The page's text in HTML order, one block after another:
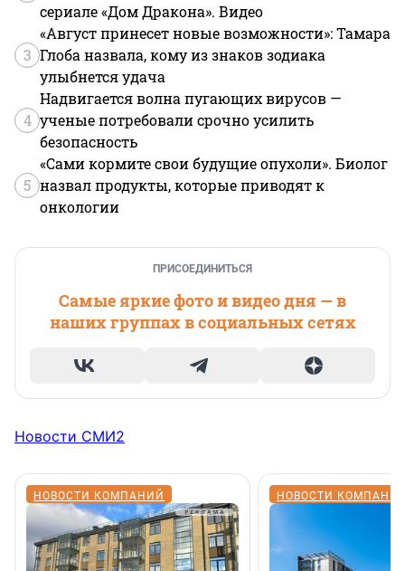
сериале «Дом Дракона». Видео
3
«Август принесет новые возможности»: Тамара
Глоба назвала, кому из знаков зодиака
улыбнется удача
4
Надвигается волна пугающих вирусов —
ученые потребовали срочно усилить
безопасность
5
«Сами кормите свои будущие опухоли». Биолог
назвал продукты, которые приводят к
онкологии
ПРИСОЕДИНИТЬСЯ
Самые яркие фото и видео дня — в
наших группах в социальных сетях
Новости СМИ2
НОВОСТИ КОМПАНИЙ НОВОСТИ